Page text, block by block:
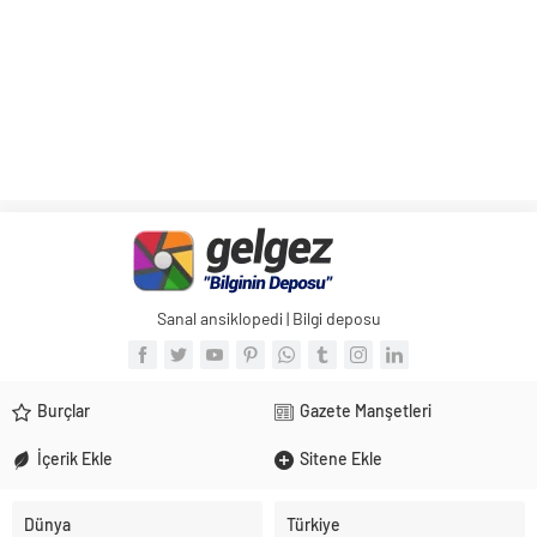
Sanal ansiklopedi | Bilgi deposu
Burçlar Gazete Manşetleri
İçerik Ekle Sitene Ekle
Dünya Türkiye